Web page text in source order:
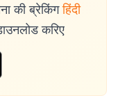
की ब्रेकिंग हिंदी
करिए